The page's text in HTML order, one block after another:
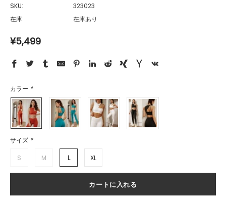
SKU:
323023
在庫:
在庫あり
¥5,499
カラー *
サイズ *
S M L XL